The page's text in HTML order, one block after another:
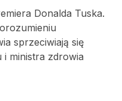
Donalda Tuska.
sprzeciwiają się
i ministra zdrowia